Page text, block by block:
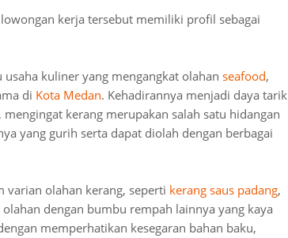
kerja tersebut memiliki profil sebagai
kuliner yang mengangkat olahan seafood,
di Kota Medan. Kehadirannya menjadi daya tarik
kerang merupakan salah satu hidangan
yang gurih serta dapat diolah dengan berbagai
varian olahan kerang, seperti kerang saus padang,
dengan bumbu rempah lainnya yang kaya
memperhatikan kesegaran bahan baku,